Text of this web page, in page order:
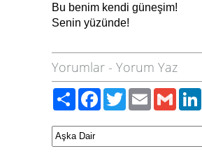
Bu benim kendi güneşim!
Senin yüzünde!
Yorumlar - Yorum Yaz
PaylaşFacebook
TwitterEmailGmail